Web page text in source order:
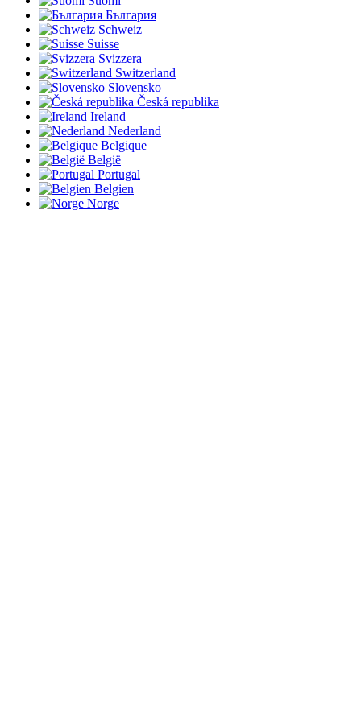
България
Schweiz
Suisse
Svizzera
Switzerland
Slovensko
Česká republika
Ireland
Nederland
Belgique
België
Portugal
Belgien
Norge